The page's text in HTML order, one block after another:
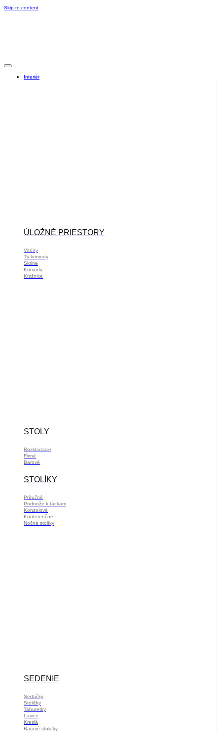
Skip to content
Interiér
ÚLOŽNÉ PRIESTORY
Vitríny
Tv komody
Skrine
Komody
Knižnice
STOLY
Rozkladacie
Fixné
Barové
STOLÍKY
Príručné
Podnože k táckam
Konzolové
Konferenčné
Nočné stolíky
SEDENIE
Sedačky
Stoličky
Taburetky
Lavice
Kreslá
Barové stoličky